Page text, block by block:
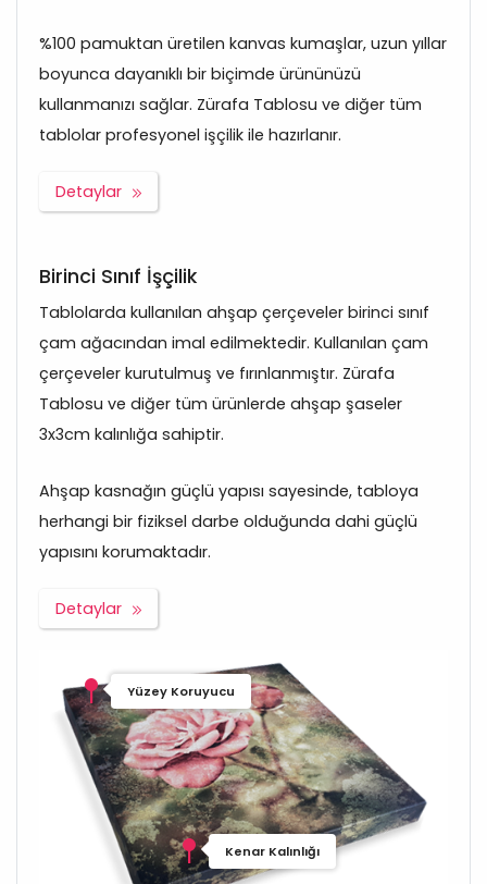
%100 pamuktan üretilen kanvas kumaşlar, uzun yıllar
boyunca dayanıklı bir biçimde ürününüzü
kullanmanızı sağlar. Zürafa Tablosu ve diğer tüm
tablolar profesyonel işçilik ile hazırlanır.
Detaylar
Birinci Sınıf İşçilik
Tablolarda kullanılan ahşap çerçeveler birinci sınıf
çam ağacından imal edilmektedir. Kullanılan çam
çerçeveler kurutulmuş ve fırınlanmıştır. Zürafa
Tablosu ve diğer tüm ürünlerde ahşap şaseler
3x3cm kalınlığa sahiptir.
Ahşap kasnağın güçlü yapısı sayesinde, tabloya
herhangi bir fiziksel darbe olduğunda dahi güçlü
yapısını korumaktadır.
Detaylar
Yüzey Koruyucu
Kenar Kalınlığı